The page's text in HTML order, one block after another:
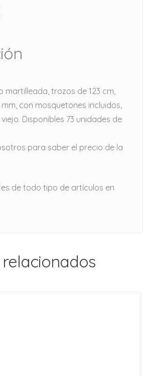
martilleada, trozos de 123 cm,
con mosquetones incluidos,
Disponibles 73 unidades de
para saber el precio de la
de todo tipo de artículos en